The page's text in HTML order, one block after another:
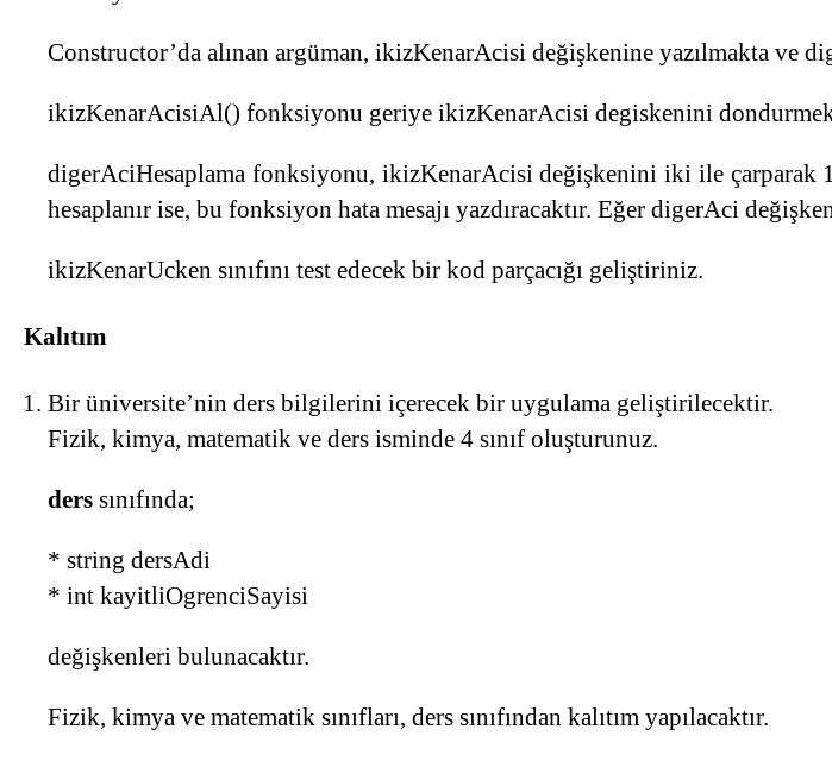
Constructor’da alınan argüman, ikizKenarAcisi değişkenine yazılmakta ve
ikizKenarAcisiAl() fonksiyonu geriye ikizKenarAcisi degiskenini
digerAciHesaplama fonksiyonu, ikizKenarAcisi değişkenini iki ile çarparak
hesaplanır ise, bu fonksiyon hata mesajı yazdıracaktır. Eğer digerAci
ikizKenarUcken sınıfını test edecek bir kod parçacığı geliştiriniz.
Kalıtım
Bir üniversite’nin ders bilgilerini içerecek bir uygulama geliştirilecektir.
Fizik, kimya, matematik ve ders isminde 4 sınıf oluşturunuz.
derssınıfında;
* string dersAdi
* int kayitliOgrenciSayisi
değişkenleri bulunacaktır.
Fizik, kimya ve matematik sınıfları, ders sınıfından kalıtım yapılacaktır.